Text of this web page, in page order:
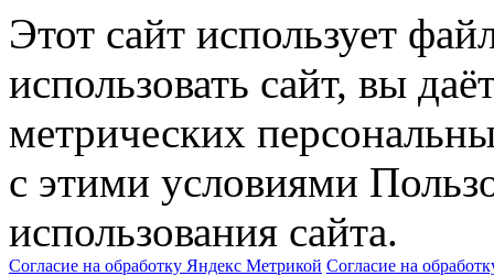
Этот сайт использует
использовать сайт, вы
метрических
с этими условиями
использования сайта.
Согласие на обработку Яндекс Метрикой Согласие на